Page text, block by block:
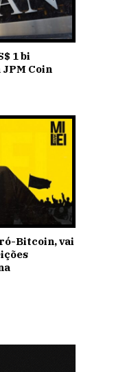
1 bi
Coin
Bitcoin, vai